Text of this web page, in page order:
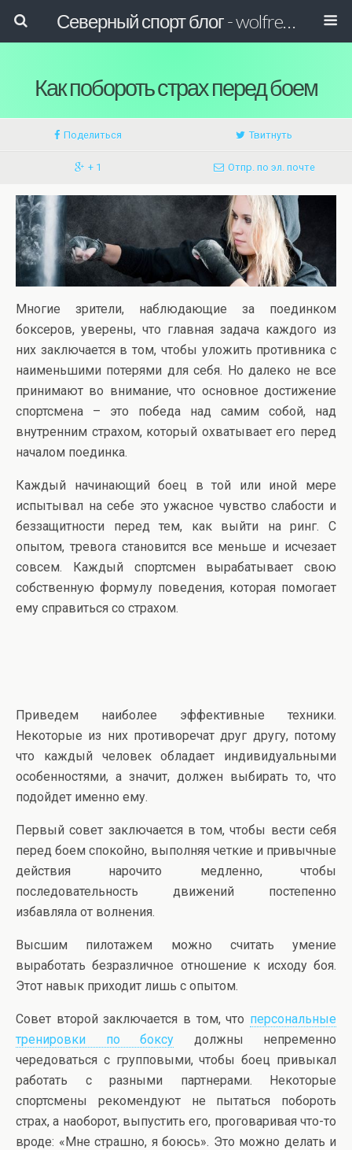
Северный спорт блог - wolfreactor
Как побороть страх перед боем
Поделиться Твитнуть
+ 1 Отпр. по эл. почте
Многие зрители, наблюдающие за поединком
боксеров, уверены, что главная задача каждого из
них заключается в том, чтобы уложить противника с
наименьшими потерями для себя. Но далеко не все
принимают во внимание, что основное достижение
спортсмена – это победа над самим собой, над
внутренним страхом, который охватывает его перед
началом поединка.
Каждый начинающий боец в той или иной мере
испытывал на себе это ужасное чувство слабости и
беззащитности перед тем, как выйти на ринг. С
опытом, тревога становится все меньше и исчезает
совсем. Каждый спортсмен вырабатывает свою
собственную формулу поведения, которая помогает
ему справиться со страхом.
Приведем наиболее эффективные техники.
Некоторые из них противоречат друг другу, потому
что каждый человек обладает индивидуальными
особенностями, а значит, должен выбирать то, что
подойдет именно ему.
Первый совет заключается в том, чтобы вести себя
перед боем спокойно, выполняя четкие и привычные
действия нарочито медленно, чтобы
последовательность движений постепенно
избавляла от волнения.
Высшим пилотажем можно считать умение
выработать безразличное отношение к исходу боя.
Этот навык приходит лишь с опытом.
Совет второй заключается в том, что персональные
тренировки по боксу должны непременно
чередоваться с групповыми, чтобы боец привыкал
работать с разными партнерами. Некоторые
спортсмены рекомендуют не пытаться побороть
страх, а наоборот, выпустить его, проговаривая что-то
вроде: «Мне страшно, я боюсь». Это можно делать и